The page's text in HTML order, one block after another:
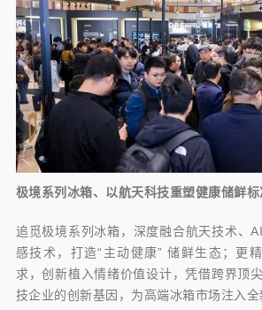
极境系列冰箱、以航天科技重塑健康储鲜标
追觅极境系列冰箱，深度融合航天技术、
感技术，打造“主动健康” 储鲜生态；更
求，创新植入情绪价值设计，凭借跨界顶
技企业的创新基因，为高端冰箱市场注入全